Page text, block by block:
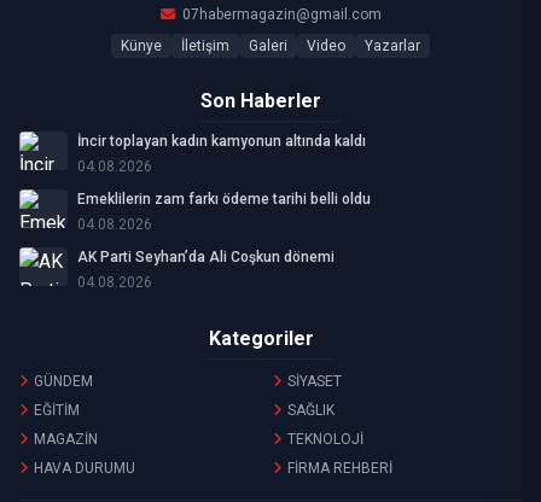
07habermagazin@gmail.com
Künye
İletişim Galeri Video Yazarlar
Son Haberler
İncir toplayan kadın kamyonun altında kaldı
04.08.2026
Emeklilerin zam farkı ödeme tarihi belli oldu
04.08.2026
AK Parti Seyhan’da Ali Coşkun dönemi
04.08.2026
Kategoriler
GÜNDEM
SİYASET
EĞİTİM
SAĞLIK
MAGAZİN
TEKNOLOJİ
HAVA DURUMU
FİRMA REHBERİ